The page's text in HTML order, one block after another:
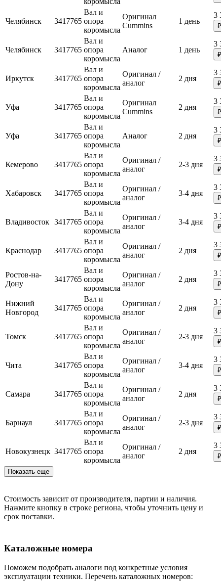
Челябинск 3417765
Вал и
опора
коромысла
Оригинал
Cummins
1 день
3
₽
Челябинск 3417765
Вал и
опора
коромысла
Аналог 1 день
3
₽
Иркутск 3417765
Вал и
опора
коромысла
Оригинал /
аналог
2 дня
3
₽
Уфа 3417765
Вал и
опора
коромысла
Оригинал
Cummins
2 дня
3
₽
Уфа 3417765
Вал и
опора
коромысла
Аналог 2 дня
3
₽
Кемерово 3417765
Вал и
опора
коромысла
Оригинал /
аналог
2-3 дня
3
₽
Хабаровск 3417765
Вал и
опора
коромысла
Оригинал /
аналог
3-4 дня
3
₽
Владивосток 3417765
Вал и
опора
коромысла
Оригинал /
аналог
3-4 дня
3
₽
Краснодар 3417765
Вал и
опора
коромысла
Оригинал /
аналог
2 дня
3
₽
Ростов-на-
Дону
3417765
Вал и
опора
коромысла
Оригинал /
аналог
2 дня
3
₽
Нижний
Новгород
3417765
Вал и
опора
коромысла
Оригинал /
аналог
2 дня
3
₽
Томск 3417765
Вал и
опора
коромысла
Оригинал /
аналог
2-3 дня
3
₽
Чита 3417765
Вал и
опора
коромысла
Оригинал /
аналог
3-4 дня
3
₽
Самара 3417765
Вал и
опора
коромысла
Оригинал /
аналог
2 дня
3
₽
Барнаул 3417765
Вал и
опора
коромысла
Оригинал /
аналог
2-3 дня
3
₽
Новокузнецк 3417765
Вал и
опора
коромысла
Оригинал /
аналог
2 дня
3
₽
Показать еще
Стоимость зависит от производителя, партии и наличия.
Нажмите кнопку в строке региона, чтобы уточнить цену и
срок поставки.
Каталожные номера
Поможем подобрать аналоги под конкретные условия
эксплуатации техники. Перечень каталожных номеров: